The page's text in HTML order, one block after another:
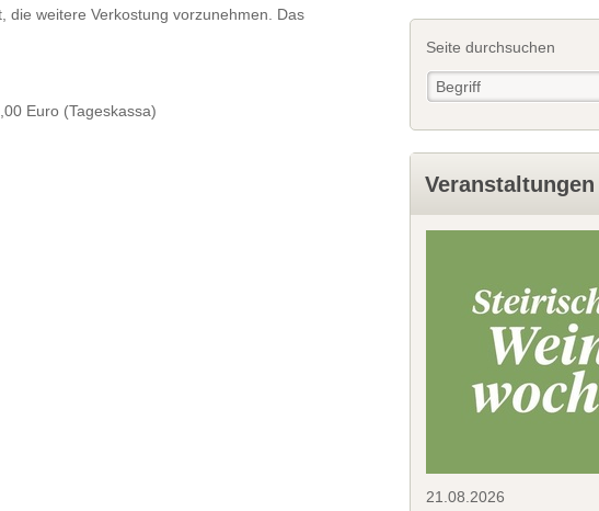
die weitere Verkostung vorzunehmen. Das
Euro (Tageskassa)
Seite durchsuchen
21.08.2026